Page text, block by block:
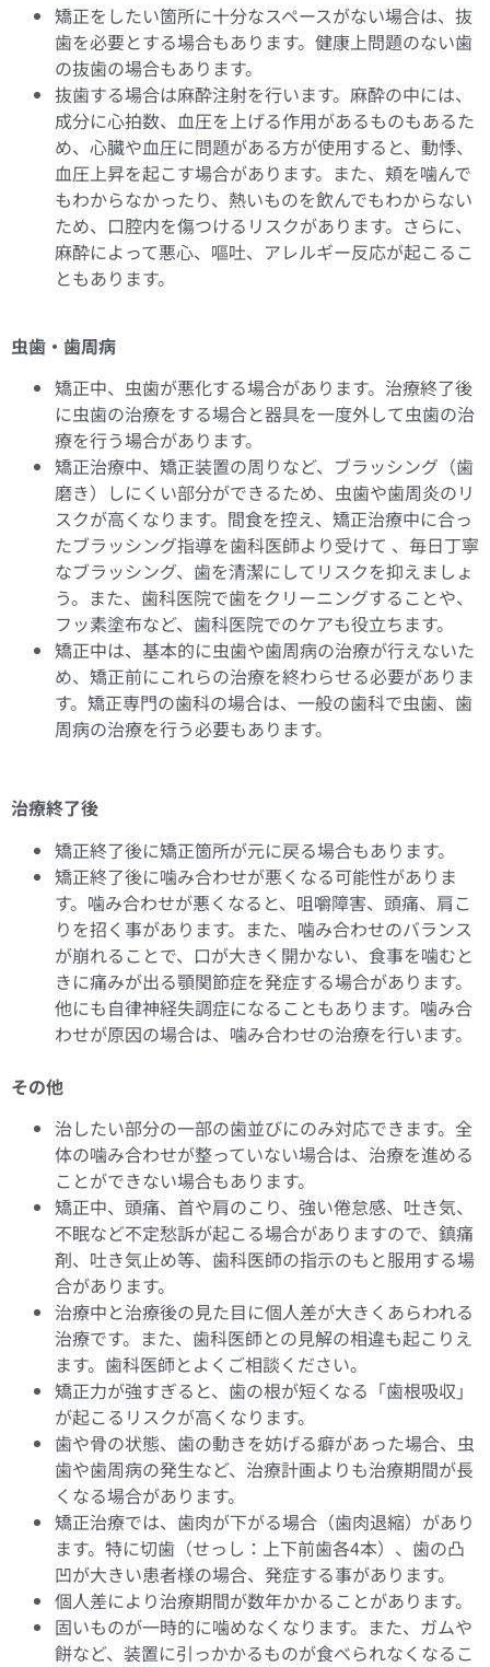
矯正をしたい箇所に十分なスペースがない場合は、抜
歯を必要とする場合もあります。健康上問題のない歯
の抜歯の場合もあります。
抜歯する場合は麻酔注射を行います。麻酔の中には、
成分に心拍数、血圧を上げる作用があるものもあるた
め、心臓や血圧に問題がある方が使用すると、動悸、
血圧上昇を起こす場合があります。また、頬を噛んで
もわからなかったり、熱いものを飲んでもわからない
ため、口腔内を傷つけるリスクがあります。さらに、
麻酔によって悪心、嘔吐、アレルギー反応が起こるこ
ともあります。
虫歯・歯周病
矯正中、虫歯が悪化する場合があります。治療終了後
に虫歯の治療をする場合と器具を一度外して虫歯の治
療を行う場合があります。
矯正治療中、矯正装置の周りなど、ブラッシング（歯
磨き）しにくい部分ができるため、虫歯や歯周炎のリ
スクが高くなります。間食を控え、矯正治療中に合っ
たブラッシング指導を歯科医師より受けて 、毎日丁寧
なブラッシング、歯を清潔にしてリスクを抑えましょ
う。また、歯科医院で歯をクリーニングすることや、
フッ素塗布など、歯科医院でのケアも役立ちます。
矯正中は、基本的に虫歯や歯周病の治療が行えないた
め、矯正前にこれらの治療を終わらせる必要がありま
す。矯正専門の歯科の場合は、一般の歯科で虫歯、歯
周病の治療を行う必要もあります。
治療終了後
矯正終了後に矯正箇所が元に戻る場合もあります。
矯正終了後に噛み合わせが悪くなる可能性がありま
す。噛み合わせが悪くなると、咀嚼障害、頭痛、肩こ
りを招く事があります。また、噛み合わせのバランス
が崩れることで、口が大きく開かない、食事を噛むと
きに痛みが出る顎関節症を発症する場合があります。
他にも自律神経失調症になることもあります。噛み合
わせが原因の場合は、噛み合わせの治療を行います。
その他
治したい部分の一部の歯並びにのみ対応できます。全
体の噛み合わせが整っていない場合は、治療を進める
ことができない場合もあります。
矯正中、頭痛、首や肩のこり、強い倦怠感、吐き気、
不眠など不定愁訴が起こる場合がありますので、鎮痛
剤、吐き気止め等、歯科医師の指示のもと服用する場
合があります。
治療中と治療後の見た目に個人差が大きくあらわれる
治療です。また、歯科医師との見解の相違も起こりえ
ます。歯科医師とよくご相談ください。
矯正力が強すぎると、歯の根が短くなる「歯根吸収」
が起こるリスクが高くなります。
歯や骨の状態、歯の動きを妨げる癖があった場合、虫
歯や歯周病の発生など、治療計画よりも治療期間が長
くなる場合があります。
矯正治療では、歯肉が下がる場合（歯肉退縮）があり
ます。特に切歯（せっし：上下前歯各4本）、歯の凸
凹が大きい患者様の場合、発症する事があります。
個人差により治療期間が数年かかることがあります。
固いものが一時的に噛めなくなります。また、ガムや
餅など、装置に引っかかるものが食べられなくなるこ